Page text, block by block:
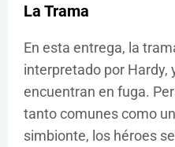
La Trama
En esta entrega, la
interpretado por Hardy,
encuentran en fuga.
tanto comunes como
simbionte, los héroes